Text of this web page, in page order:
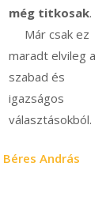
még titkosak.
Már csak ez
maradt elvileg a
szabad és
igazságos
választásokból.
Béres András